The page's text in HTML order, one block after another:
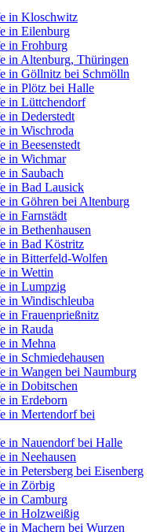
in Kloschwitz
in Eilenburg
in Frohburg
in Altenburg, Thüringen
in Göllnitz bei Schmölln
in Plötz bei Halle
in Lüttchendorf
in Dederstedt
in Wischroda
in Beesenstedt
in Wichmar
in Saubach
in Bad Lausick
in Göhren bei Altenburg
in Farnstädt
in Bethenhausen
in Bad Köstritz
in Bitterfeld-Wolfen
in Wettin
in Lumpzig
in Windischleuba
in Frauenprießnitz
in Rauda
in Mehna
in Schmiedehausen
in Wangen bei Naumburg
in Dobitschen
in Erdeborn
in Mertendorf bei
in Nauendorf bei Halle
in Neehausen
in Petersberg bei Eisenberg
in Zörbig
in Camburg
in Holzweißig
in Machern bei Wurzen